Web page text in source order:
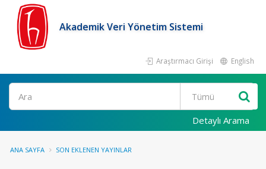
Akademik Veri Yönetim Sistemi
Araştırmacı Girişi English
Ara
Detaylı Arama
ANA SAYFA SON EKLENEN YAYINLAR